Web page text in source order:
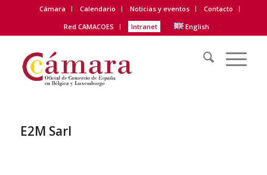
Cámara Calendario Noticias y eventos
Contacto
Red CAMACOES
Intranet English
E2M Sarl